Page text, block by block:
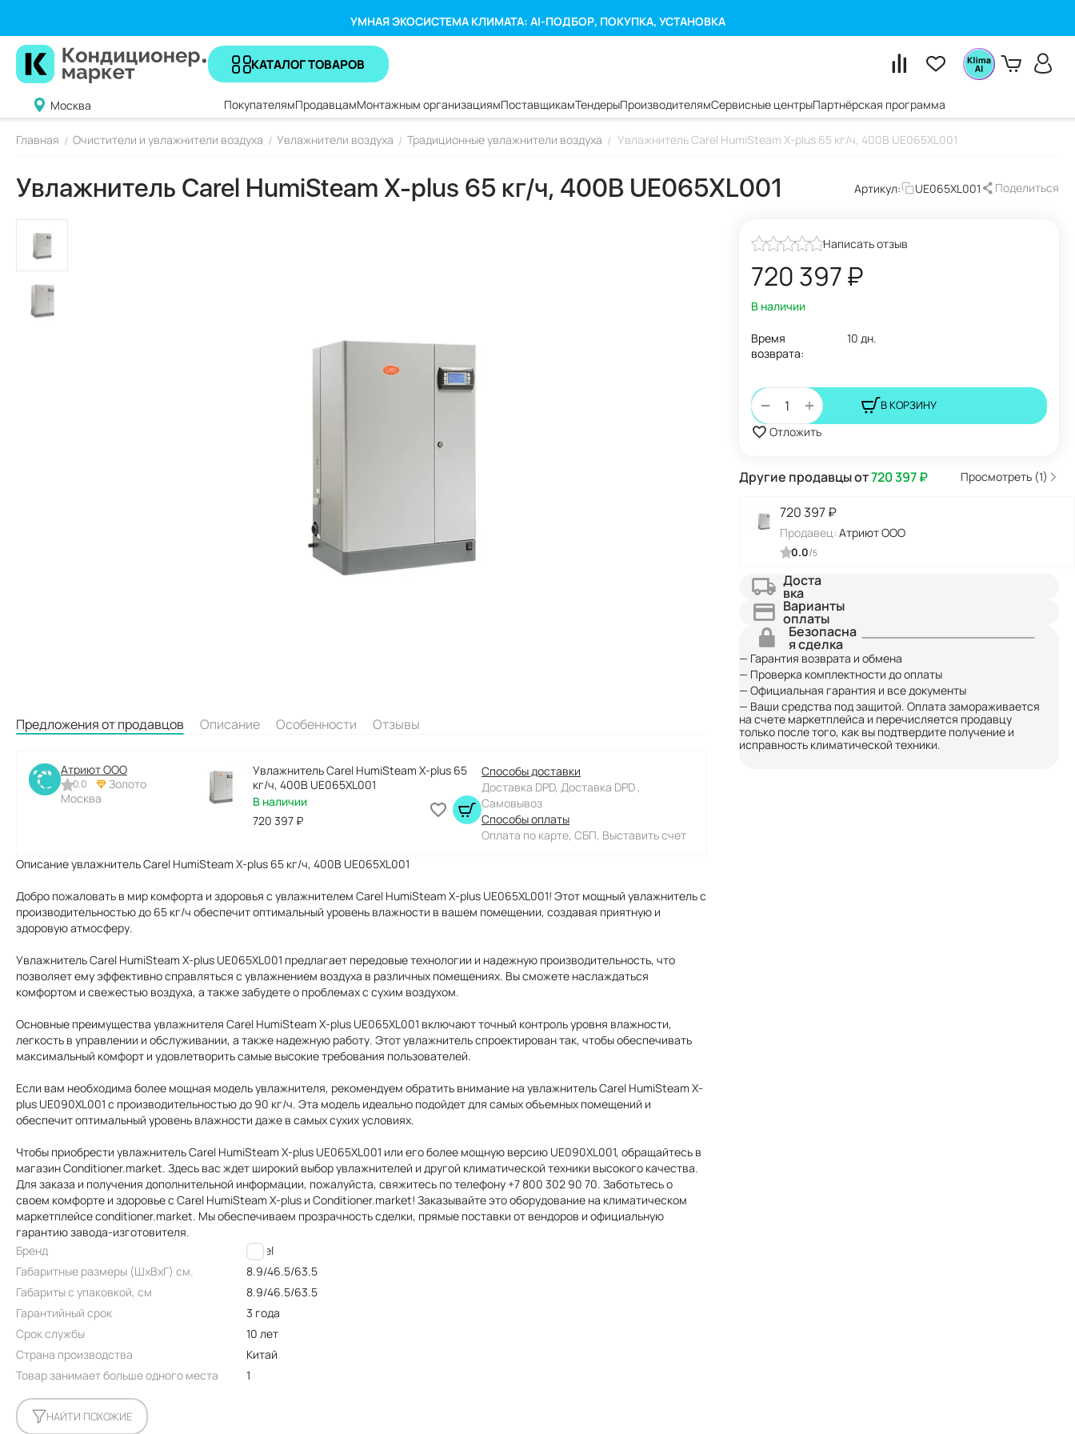
УМНАЯ ЭКОСИСТЕМА КЛИМАТА: AI-ПОДБОР, ПОКУПКА, УСТАНОВКА
КАТАЛОГ ТОВАРОВ
Москва ПокупателямПродавцамМонтажным организациямПоставщикамТендерыПроизводителямСервисные центрыПартнёрская программа
Главная / Очистители и увлажнители воздуха / Увлажнители воздуха / Традиционные увлажнители воздуха / Увлажнитель Carel HumiSteam X-plus 65 кг/ч, 400В UE065XL001
Увлажнитель Carel HumiSteam X-plus 65 кг/ч, 400В UE065XL001 Артикул: UE065XL001 Поделиться
Написать отзыв
720 397₽
В наличии
Время
возврата:
10 дн.
+
− В КОРЗИНУ
Отложить
Другие продавцы от720 397₽ Просмотреть (1)
720 397₽
Продавец: Атриют ООО
0.0/5
Доста
вка
Варианты
оплаты
Безопасна
я сделка
— Гарантия возврата и обмена
— Проверка комплектности до оплаты
— Официальная гарантия и все документы
— Ваши средства под защитой. Оплата замораживается
на счете маркетплейса и перечисляется продавцу
только после того, как вы подтвердите получение и
исправность климатической техники.
Предложения от продавцов Описание Особенности Отзывы
Атриют ООО
0.0
Золото
Москва
Увлажнитель Carel HumiSteam X-plus 65
кг/ч, 400В UE065XL001
В наличии
720 397 ₽
Способы доставки
Доставка DPD, Доставка DPD ,
Самовывоз
Способы оплаты
Оплата по карте, СБП, Выставить счет
Описание увлажнитель Carel HumiSteam X-plus 65 кг/ч, 400В UE065XL001
Добро пожаловать в мир комфорта и здоровья с увлажнителем Carel HumiSteam X-plus UE065XL001! Этот мощный увлажнитель с
производительностью до 65 кг/ч обеспечит оптимальный уровень влажности в вашем помещении, создавая приятную и
здоровую атмосферу.
Увлажнитель Carel HumiSteam X-plus UE065XL001 предлагает передовые технологии и надежную производительность, что
позволяет ему эффективно справляться с увлажнением воздуха в различных помещениях. Вы сможете наслаждаться
комфортом и свежестью воздуха, а также забудете о проблемах с сухим воздухом.
Основные преимущества увлажнителя Carel HumiSteam X-plus UE065XL001 включают точный контроль уровня влажности,
легкость в управлении и обслуживании, а также надежную работу. Этот увлажнитель спроектирован так, чтобы обеспечивать
максимальный комфорт и удовлетворить самые высокие требования пользователей.
Если вам необходима более мощная модель увлажнителя, рекомендуем обратить внимание на увлажнитель Carel HumiSteam X-
plus UE090XL001 с производительностью до 90 кг/ч. Эта модель идеально подойдет для самых объемных помещений и
обеспечит оптимальный уровень влажности даже в самых сухих условиях.
Чтобы приобрести увлажнитель Carel HumiSteam X-plus UE065XL001 или его более мощную версию UE090XL001, обращайтесь в
магазин Conditioner.market. Здесь вас ждет широкий выбор увлажнителей и другой климатической техники высокого качества.
Для заказа и получения дополнительной информации, пожалуйста, свяжитесь по телефону +7 800 302 90 70. Заботьтесь о
своем комфорте и здоровье с Carel HumiSteam X-plus и Conditioner.market! Заказывайте это оборудование на климатическом
маркетплейсе conditioner.market. Мы обеспечиваем прозрачность сделки, прямые поставки от вендоров и официальную
гарантию завода-изготовителя.
Бренд
Carel
Габаритные размеры (ШxВxГ) см.
8.9/46.5/63.5
Габариты с упаковкой, см
8.9/46.5/63.5
Гарантийный срок
3 года
Срок службы
10 лет
Страна производства
Китай
Товар занимает больше одного места
1
НАЙТИ ПОХОЖИЕ